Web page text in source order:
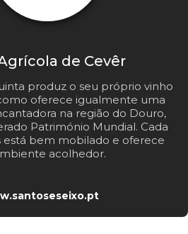
de Cevêr
produz o seu próprio vinho
oferece igualmente uma
na região do Douro,
Património Mundial. Cada
está bem mobilado e oferece
acolhedor.